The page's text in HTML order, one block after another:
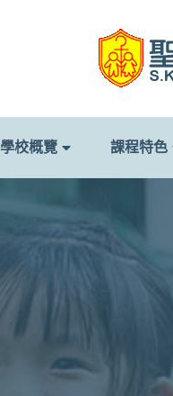
學校概覽 課程特色